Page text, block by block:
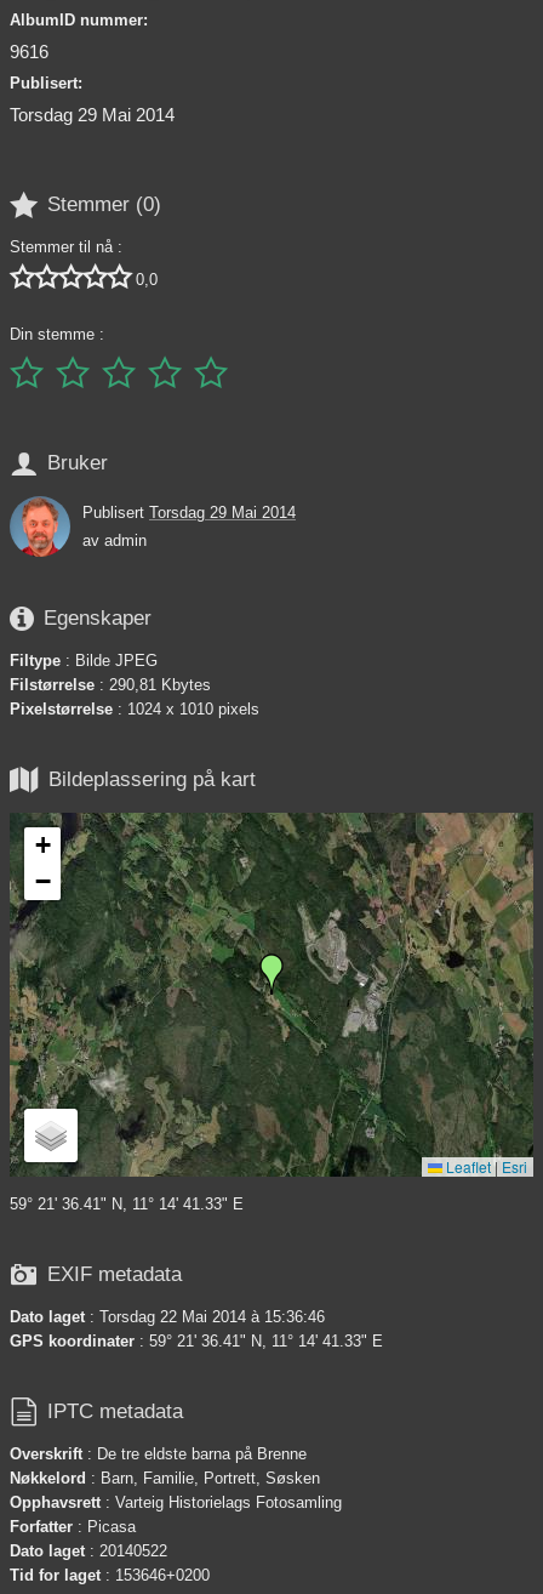
AlbumID nummer:
9616
Publisert:
Torsdag 29 Mai 2014
 Stemmer (0)
Stemmer til nå :
 0,0
Din stemme :
    
 Bruker
Publisert Torsdag 29 Mai 2014
av admin
 Egenskaper
Filtype : Bilde JPEG
Filstørrelse : 290,81 Kbytes
Pixelstørrelse : 1024 x 1010 pixels
 Bildeplassering på kart
+
−
Leaflet| Esri
59° 21' 36.41" N, 11° 14' 41.33" E
 EXIF metadata
Dato laget : Torsdag 22 Mai 2014 à 15:36:46
GPS koordinater : 59° 21' 36.41" N, 11° 14' 41.33" E
 IPTC metadata
Overskrift : De tre eldste barna på Brenne
Nøkkelord : Barn, Familie, Portrett, Søsken
Opphavsrett : Varteig Historielags Fotosamling
Forfatter : Picasa
Dato laget : 20140522
Tid for laget : 153646+0200